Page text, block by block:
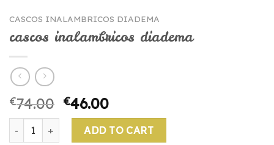
CASCOS INALAMBRICOS DIADEMA
cascos inalambricos diadema
€74.00 €46.00
cascos inalambricos diadema quantity
ADD TO CART